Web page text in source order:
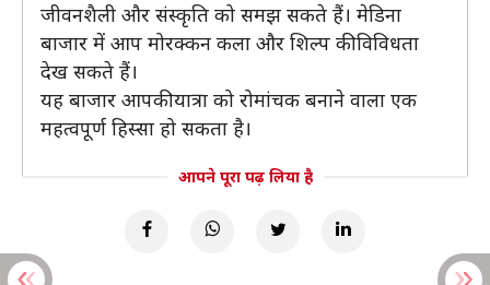
जीवनशैली और संस्कृति को समझ सकते हैं। मेडिना
बाजार में आप मोरक्कन कला और शिल्प की विविधता
देख सकते हैं।
यह बाजार आपकी यात्रा को रोमांचक बनाने वाला एक
महत्वपूर्ण हिस्सा हो सकता है।
आपने पूरा पढ़ लिया है